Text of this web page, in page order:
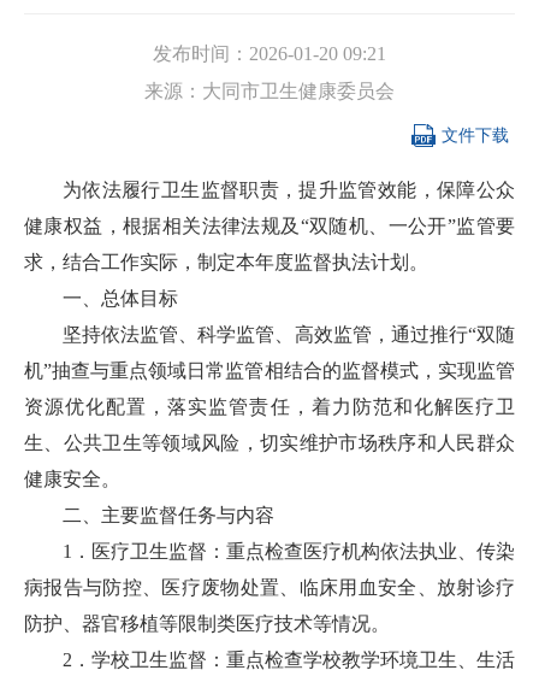
发布时间： 2026-01-20 09:21
来源： 大同市卫生健康委员会
 文件下载
为依法履行卫生监督职责，提升监管效能，保障公众
健康权益，根据相关法律法规及“双随机、一公开”监管要
求，结合工作实际，制定本年度监督执法计划。
一、总体目标
坚持依法监管、科学监管、高效监管，通过推行“双随
机”抽查与重点领域日常监管相结合的监督模式，实现监管
资源优化配置，落实监管责任，着力防范和化解医疗卫
生、公共卫生等领域风险，切实维护市场秩序和人民群众
健康安全。
二、主要监督任务与内容
1．医疗卫生监督：重点检查医疗机构依法执业、传染
病报告与防控、医疗废物处置、临床用血安全、放射诊疗
防护、器官移植等限制类医疗技术等情况。
2．学校卫生监督：重点检查学校教学环境卫生、生活